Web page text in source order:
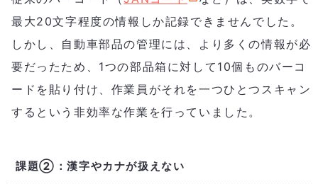
最大20文字程度の情報しか記録できませんでした。
しかし、自動車部品の管理には、より多くの情報が必
要だったため、1つの部品箱に対して10個ものバーコ
ードを貼り付け、作業員がそれを一つひとつスキャン
するという非効率な作業を行っていました。
課題②：漢字やカナが扱えない